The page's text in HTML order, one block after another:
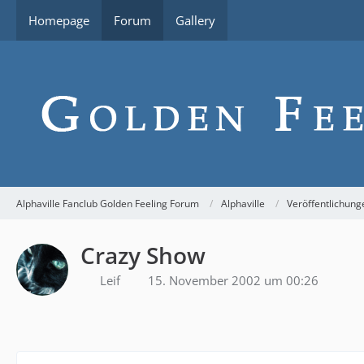
Homepage Forum Gallery
Alphaville Fanclub Golden Feeling Forum Alphaville
Crazy Show
Leif 15. November 2002 um 00:26